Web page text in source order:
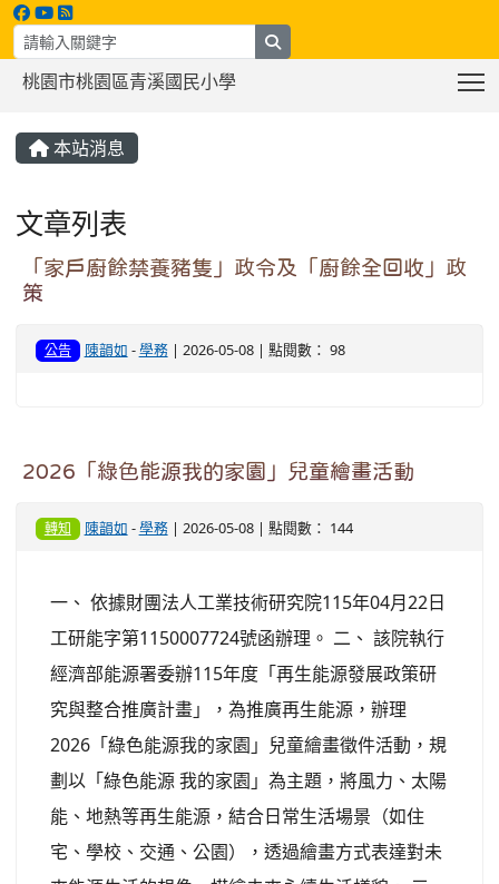
桃園市桃園區青溪國民小學
本站消息
文章列表
「家戶廚餘禁養豬隻」政令及「廚餘全回收」政
策
公告 陳韻如 -學務| 2026-05-08 | 點閱數： 98
2026「綠色能源我的家園」兒童繪畫活動
轉知 陳韻如 -學務| 2026-05-08 | 點閱數： 144
一、 依據財團法人工業技術研究院115年04月22日
工研能字第1150007724號函辦理。 二、 該院執行
經濟部能源署委辦115年度「再生能源發展政策研
究與整合推廣計畫」，為推廣再生能源，辦理
2026「綠色能源我的家園」兒童繪畫徵件活動，規
劃以「綠色能源 我的家園」為主題，將風力、太陽
能、地熱等再生能源，結合日常生活場景（如住
宅、學校、交通、公園），透過繪畫方式表達對未